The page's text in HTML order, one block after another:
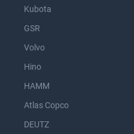
Kubota
GSR
Volvo
Hino
HAMM
Atlas Copco
DEUTZ